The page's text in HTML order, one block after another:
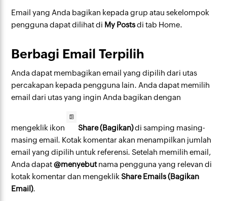
Email yang Anda bagikan kepada grup atau sekelompok
pengguna dapat dilihat di My Postsdi tab Home.
Berbagi Email Terpilih
Anda dapat membagikan email yang dipilih dari utas
percakapan kepada pengguna lain. Anda dapat memilih
email dari utas yang ingin Anda bagikan dengan
mengeklik ikon Share (Bagikan)di samping masing-
masing email. Kotak komentar akan menampilkan jumlah
email yang dipilih untuk referensi. Setelah memilih email,
Anda dapat@menyebutnama pengguna yang relevan di
kotak komentar dan mengeklikShare Emails (Bagikan
Email).